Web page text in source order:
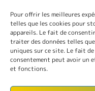
Pour offrir les meilleures
telles que les cookies pour
appareils. Le fait de
traiter des données telles
uniques sur ce site. Le fait
consentement peut avoir un
et fonctions.
COURS
LANGUES
CONFÉRENCES
SORTIES
L’ASSOCIATION